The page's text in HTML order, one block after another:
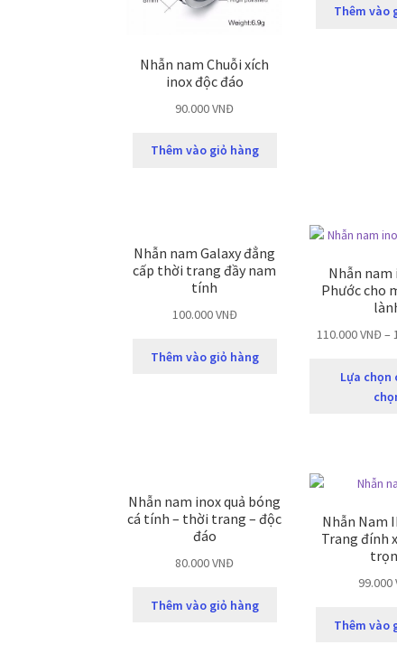
Nhẫn nam Chuỗi xích
inox độc đáo
90.000VNĐ
Thêm vào giỏ hàng
Thêm vào
Nhẫn nam Galaxy đẳng
cấp thời trang đầy nam
tính
100.000VNĐ
Thêm vào giỏ hàng
Nhẫn nam
Phước cho
110.000VNĐ–
Lựa chọn
Nhẫn nam inox quả bóng
cá tính – thời trang – độc
đáo
80.000VNĐ
Thêm vào giỏ hàng
Nhẫn Nam
Trang đính
99.000
Thêm vào